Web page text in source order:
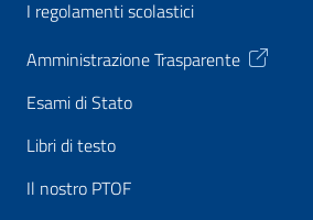
I regolamenti scolastici
Amministrazione Trasparente
Esami di Stato
Libri di testo
Il nostro PTOF